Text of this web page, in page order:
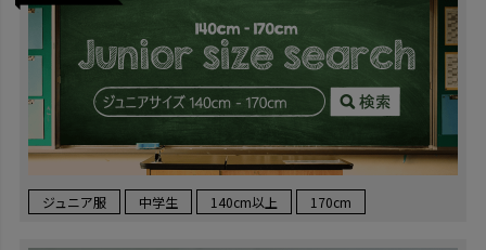
ジュニア服 中学生 140cm以上 170cm